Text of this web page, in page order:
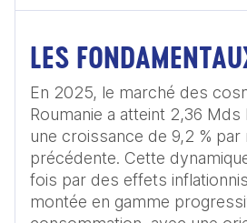
LES
En 2025, le marché des
Roumanie a atteint 2,36 Mds
une croissance de 9,2 % par
précédente. Cette
fois par des effets
montée en gamme